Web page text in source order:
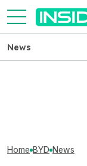
News
Home BYD News